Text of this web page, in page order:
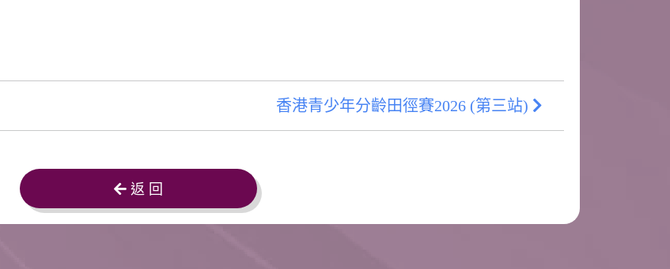
香港青少年分齡田徑賽2026 (第三站)
返 回